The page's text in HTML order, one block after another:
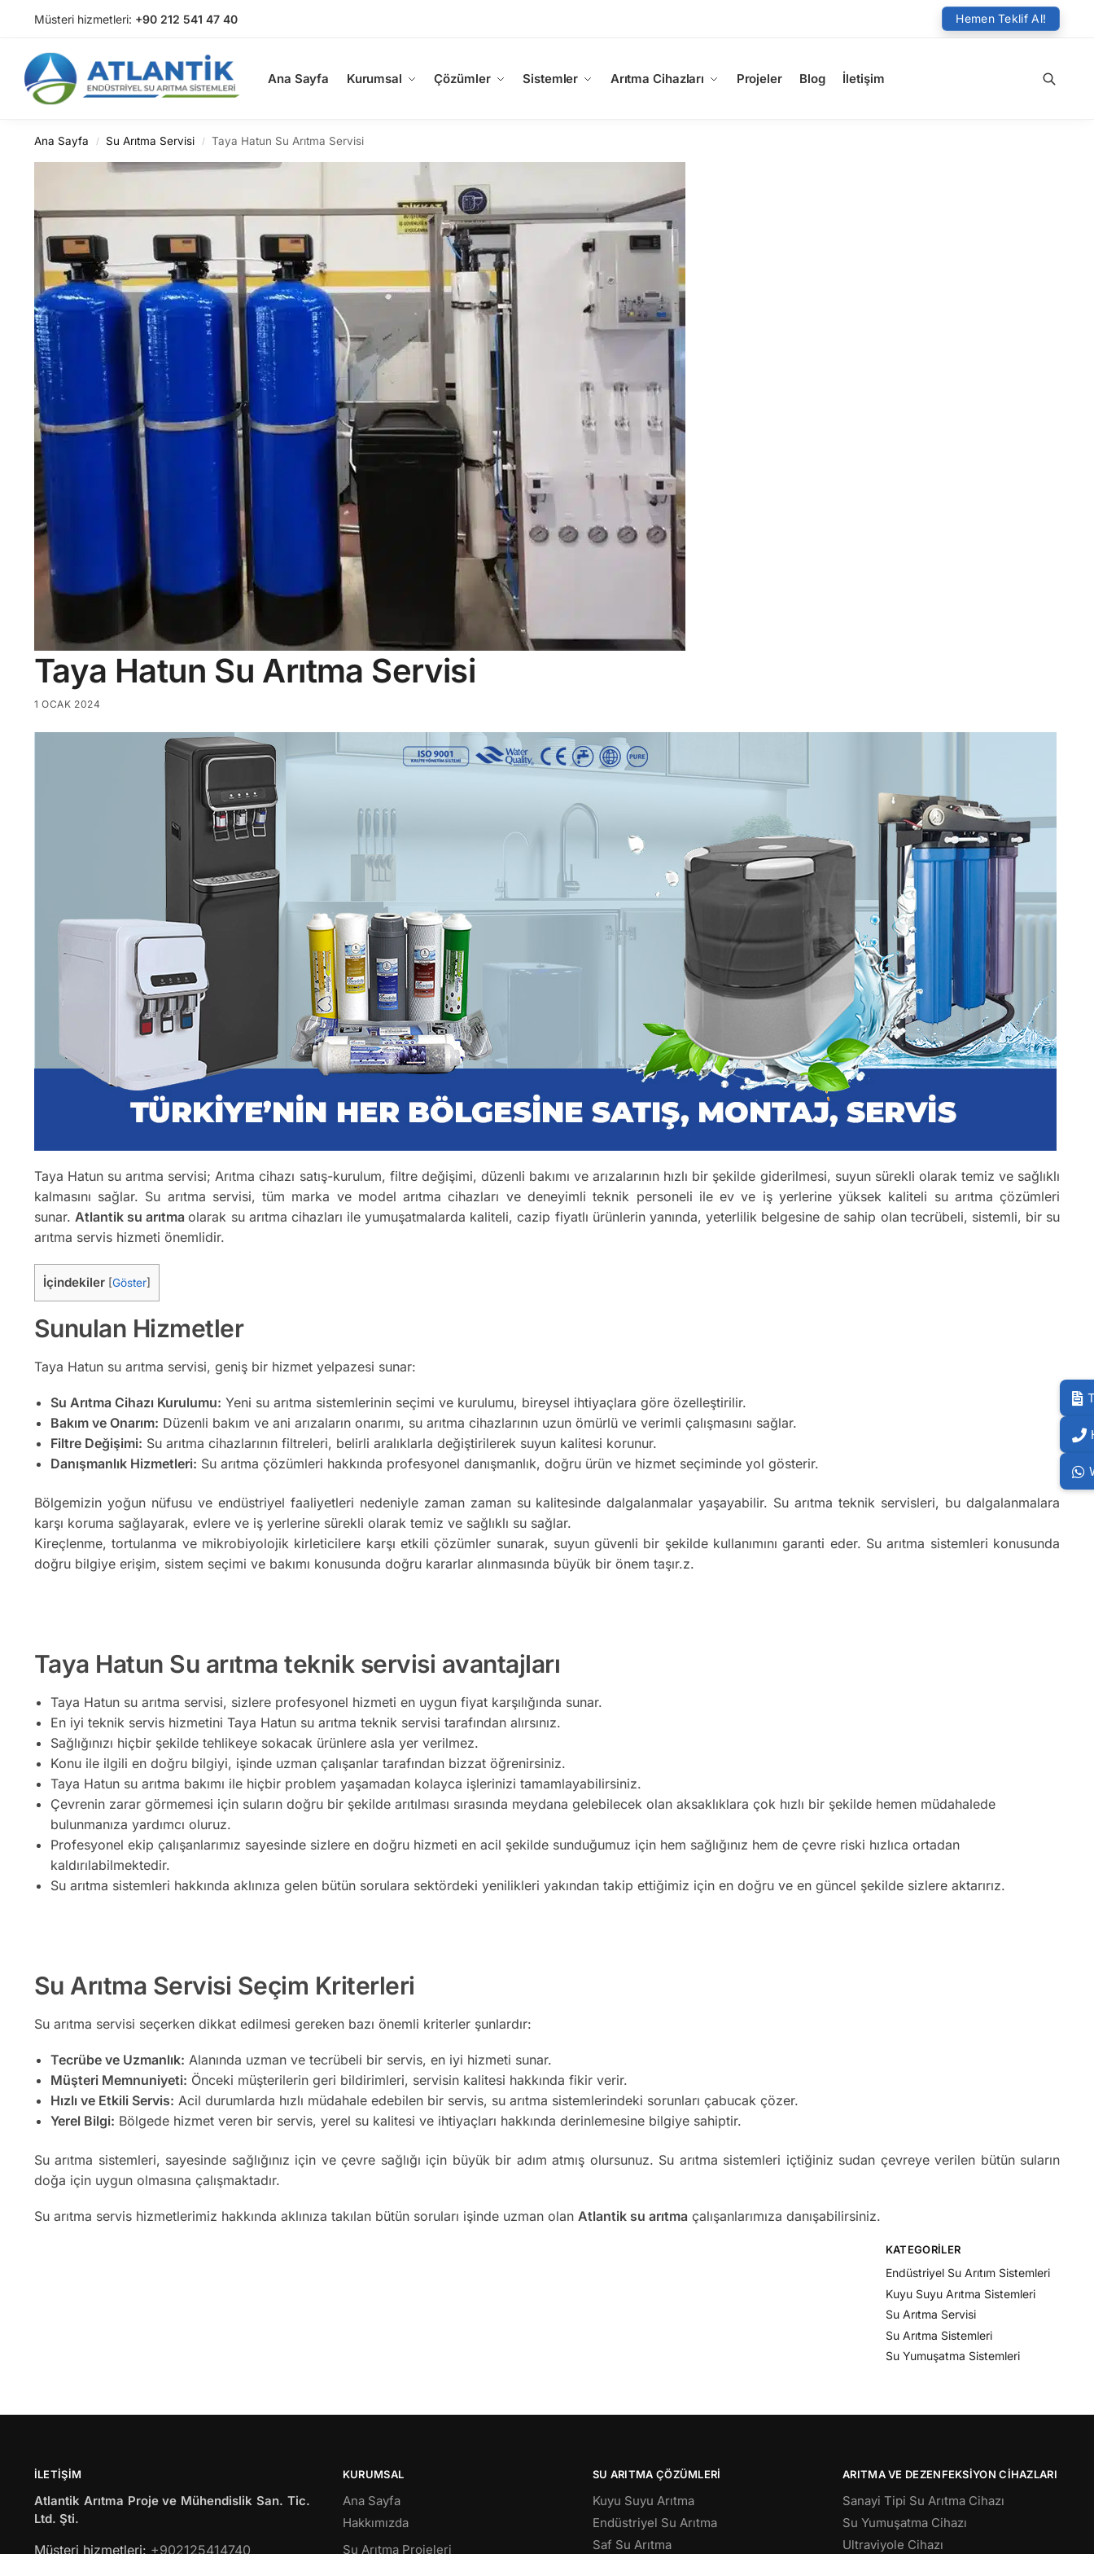
Müsteri hizmetleri: +90 212 541 47 40 Hemen Teklif Al!
Ana Sayfa Kurumsal Çözümler Sistemler Arıtma Cihazları Projeler Blog İletişim
Arama
Ara
Ana Sayfa / Su Arıtma Servisi / Taya Hatun Su Arıtma Servisi
Taya Hatun Su Arıtma Servisi
1 OCAK 2024
Taya Hatun su arıtma servisi; Arıtma cihazı satış-kurulum, filtre değişimi, düzenli bakımı ve arızalarının hızlı bir şekilde giderilmesi, suyun sürekli olarak temiz ve sağlıklı
kalmasını sağlar. Su arıtma servisi, tüm marka ve model arıtma cihazları ve deneyimli teknik personeli ile ev ve iş yerlerine yüksek kaliteli su arıtma çözümleri
sunar.Atlantik su arıtmaolarak su arıtma cihazları ile yumuşatmalarda kaliteli, cazip fiyatlı ürünlerin yanında, yeterlilik belgesine de sahip olan tecrübeli, sistemli, bir su
arıtma servis hizmeti önemlidir.
İçindekiler [Göster]
Sunulan Hizmetler
Taya Hatun su arıtma servisi, geniş bir hizmet yelpazesi sunar:
Su Arıtma Cihazı Kurulumu: Yeni su arıtma sistemlerinin seçimi ve kurulumu, bireysel ihtiyaçlara göre özelleştirilir.
Bakım ve Onarım: Düzenli bakım ve ani arızaların onarımı, su arıtma cihazlarının uzun ömürlü ve verimli çalışmasını sağlar.
Filtre Değişimi: Su arıtma cihazlarının filtreleri, belirli aralıklarla değiştirilerek suyun kalitesi korunur.
Danışmanlık Hizmetleri: Su arıtma çözümleri hakkında profesyonel danışmanlık, doğru ürün ve hizmet seçiminde yol gösterir.
Bölgemizin yoğun nüfusu ve endüstriyel faaliyetleri nedeniyle zaman zaman su kalitesinde dalgalanmalar yaşayabilir. Su arıtma teknik servisleri, bu dalgalanmalara
karşı koruma sağlayarak, evlere ve iş yerlerine sürekli olarak temiz ve sağlıklı su sağlar.
Kireçlenme, tortulanma ve mikrobiyolojik kirleticilere karşı etkili çözümler sunarak, suyun güvenli bir şekilde kullanımını garanti eder. Su arıtma sistemleri konusunda
doğru bilgiye erişim, sistem seçimi ve bakımı konusunda doğru kararlar alınmasında büyük bir önem taşır.z.
Taya Hatun Su arıtma teknik servisi avantajları
Taya Hatun su arıtma servisi, sizlere profesyonel hizmeti en uygun fiyat karşılığında sunar.
En iyi teknik servis hizmetini Taya Hatun su arıtma teknik servisi tarafından alırsınız.
Sağlığınızı hiçbir şekilde tehlikeye sokacak ürünlere asla yer verilmez.
Konu ile ilgili en doğru bilgiyi, işinde uzman çalışanlar tarafından bizzat öğrenirsiniz.
Taya Hatun su arıtma bakımı ile hiçbir problem yaşamadan kolayca işlerinizi tamamlayabilirsiniz.
Çevrenin zarar görmemesi için suların doğru bir şekilde arıtılması sırasında meydana gelebilecek olan aksaklıklara çok hızlı bir şekilde hemen müdahalede
bulunmanıza yardımcı oluruz.
Profesyonel ekip çalışanlarımız sayesinde sizlere en doğru hizmeti en acil şekilde sunduğumuz için hem sağlığınız hem de çevre riski hızlıca ortadan
kaldırılabilmektedir.
Su arıtma sistemleri hakkında aklınıza gelen bütün sorulara sektördeki yenilikleri yakından takip ettiğimiz için en doğru ve en güncel şekilde sizlere aktarırız.
Su Arıtma Servisi Seçim Kriterleri
Su arıtma servisi seçerken dikkat edilmesi gereken bazı önemli kriterler şunlardır:
Tecrübe ve Uzmanlık: Alanında uzman ve tecrübeli bir servis, en iyi hizmeti sunar.
Müşteri Memnuniyeti: Önceki müşterilerin geri bildirimleri, servisin kalitesi hakkında fikir verir.
Hızlı ve Etkili Servis: Acil durumlarda hızlı müdahale edebilen bir servis, su arıtma sistemlerindeki sorunları çabucak çözer.
Yerel Bilgi: Bölgede hizmet veren bir servis, yerel su kalitesi ve ihtiyaçları hakkında derinlemesine bilgiye sahiptir.
Su arıtma sistemleri, sayesinde sağlığınız için ve çevre sağlığı için büyük bir adım atmış olursunuz. Su arıtma sistemleri içtiğiniz sudan çevreye verilen bütün suların
doğa için uygun olmasına çalışmaktadır.
Su arıtma servis hizmetlerimiz hakkında aklınıza takılan bütün soruları işinde uzman olan Atlantik su arıtma çalışanlarımıza danışabilirsiniz.
KATEGORILER
Endüstriyel Su Arıtım Sistemleri
Kuyu Suyu Arıtma Sistemleri
Su Arıtma Servisi
Su Arıtma Sistemleri
Su Yumuşatma Sistemleri
İLETIŞIM
Atlantik Arıtma Proje ve Mühendislik San. Tic.
Ltd. Şti.
Müsteri hizmetleri: +902125414740
KURUMSAL
Ana Sayfa
Hakkımızda
Su Arıtma Projeleri
SU ARITMA ÇÖZÜMLERI
Kuyu Suyu Arıtma
Endüstriyel Su Arıtma
Saf Su Arıtma
ARITMA VE DEZENFEKSIYON CIHAZLARI
Sanayi Tipi Su Arıtma Cihazı
Su Yumuşatma Cihazı
Ultraviyole Cihazı